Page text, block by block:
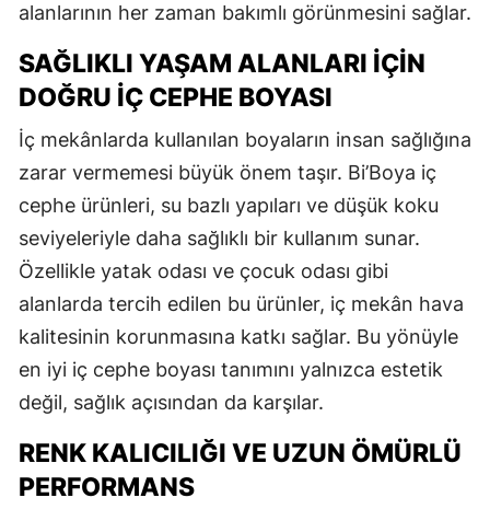
alanlarının her zaman bakımlı görünmesini sağlar.
SAĞLIKLI YAŞAM ALANLARI İÇIN
DOĞRU İÇ CEPHE BOYASI
İç mekânlarda kullanılan boyaların insan sağlığına
zarar vermemesi büyük önem taşır. Bi’Boya iç
cephe ürünleri, su bazlı yapıları ve düşük koku
seviyeleriyle daha sağlıklı bir kullanım sunar.
Özellikle yatak odası ve çocuk odası gibi
alanlarda tercih edilen bu ürünler, iç mekân hava
kalitesinin korunmasına katkı sağlar. Bu yönüyle
en iyi iç cephe boyası tanımını yalnızca estetik
değil, sağlık açısından da karşılar.
RENK KALICILIĞI VE UZUN ÖMÜRLÜ
PERFORMANS